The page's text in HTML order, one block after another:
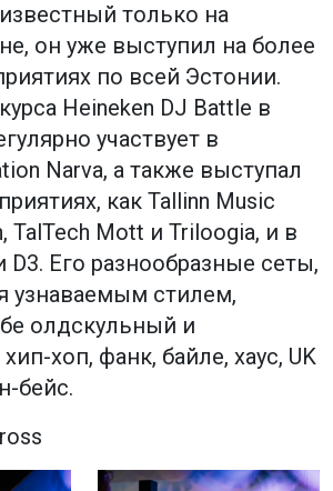
только на
он уже выступил на более
по всей Эстонии.
Heineken DJ Battle в
участвует в
Narva, а также выступал
как Tallinn Music
TalTech Mott и Triloogia, и в
D3. Его разнообразные сеты,
узнаваемым стилем,
олдскульный и
хоп, фанк, байле, хаус, UK
бейс.